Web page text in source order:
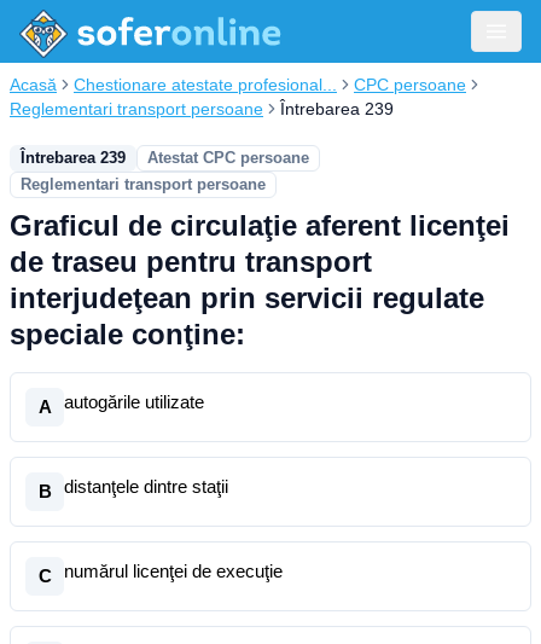
Acasă Chestionare atestate profesional...
CPC persoane
Reglementari transport persoane
Întrebarea 239
Întrebarea 239
Atestat CPC persoane
Reglementari transport persoane
Graficul de circulaţie aferent licenţei
de traseu pentru transport
interjudeţean prin servicii regulate
speciale conţine:
A autogările utilizate
B distanţele dintre staţii
C numărul licenţei de execuţie